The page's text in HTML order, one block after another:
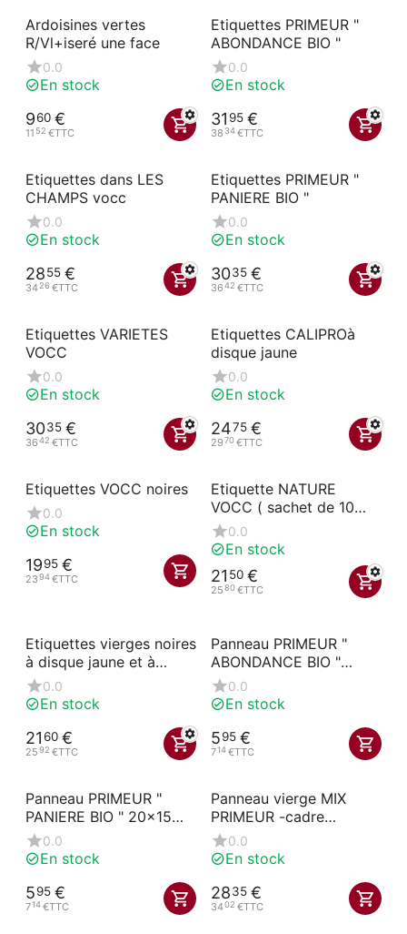
Ardoisines vertes
R/Vl+iseré une face
0.0
En stock
960 €
11 52 €TTC
Etiquettes PRIMEUR "
ABONDANCE BIO "
0.0
En stock
31 95 €
38 34€TTC
Etiquettes dans LES
CHAMPS vocc
0.0
En stock
2855 €
3426 €TTC
Etiquettes PRIMEUR "
PANIERE BIO "
0.0
En stock
3035 €
3642 €TTC
Etiquettes VARIETES
VOCC
0.0
En stock
3035 €
3642 €TTC
Etiquettes CALIPROà
disque jaune
0.0
En stock
2475 €
2970€TTC
Etiquettes VOCC noires
0.0
En stock
1995 €
2394€TTC
Etiquette NATURE
VOCC ( sachet de 10
unités)
0.0
En stock
21 50 €
2580€TTC
Etiquettes vierges noires
à disque jaune et à
pique
0.0
En stock
2160 €
2592 €TTC
Panneau PRIMEUR "
ABONDANCE BIO "
20x15 cm
0.0
En stock
595 €
714€TTC
Panneau PRIMEUR "
PANIERE BIO " 20x15
cm0.0
En stock
595 €
714€TTC
Panneau vierge MIX
PRIMEUR -cadre
imprimé recto-44x70
cm
0.0
En stock
2835 €
3402 €TTC